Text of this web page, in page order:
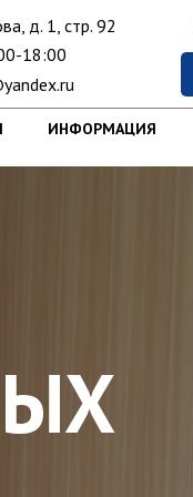
д. 1, стр. 92
18:00
ИНФОРМАЦИЯ